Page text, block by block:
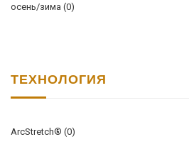
осень/зима (0)
ТЕХНОЛОГИЯ
ArcStretch® (0)